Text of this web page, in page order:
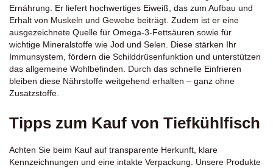
Ernährung. Er liefert hochwertiges Eiweiß, das zum Aufbau und
Erhalt von Muskeln und Gewebe beiträgt. Zudem ist er eine
ausgezeichnete Quelle für Omega-3-Fettsäuren sowie für
wichtige Mineralstoffe wie Jod und Selen. Diese stärken Ihr
Immunsystem, fördern die Schilddrüsenfunktion und unterstützen
das allgemeine Wohlbefinden. Durch das schnelle Einfrieren
bleiben diese Nährstoffe weitgehend erhalten – ganz ohne
Zusatzstoffe.
Tipps zum Kauf von Tiefkühlfisch
Achten Sie beim Kauf auf transparente Herkunft, klare
Kennzeichnungen und eine intakte Verpackung. Unsere Produkte